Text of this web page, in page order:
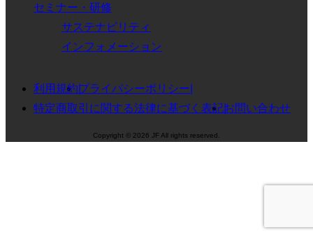
セミナー・研修
サステナビリティ
インフォメーション
利用規約プライバシーポリシー
特定商取引に関する法律に基づく表記お問い合わせ
Copyright © 2026 JF All rights reserved.